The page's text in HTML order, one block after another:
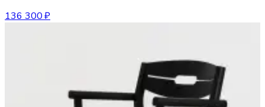
136 300 ₽